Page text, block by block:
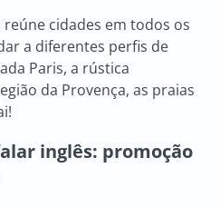
cidades em todos os
a diferentes perfis de
Paris, a rústica
da Provença, as praias
inglês: promoção